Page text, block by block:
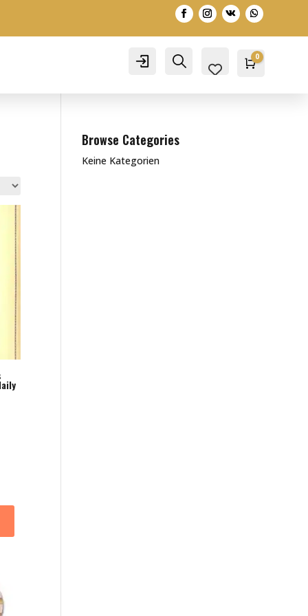
Account Search 0
Browse Categories
Keine Kategorien